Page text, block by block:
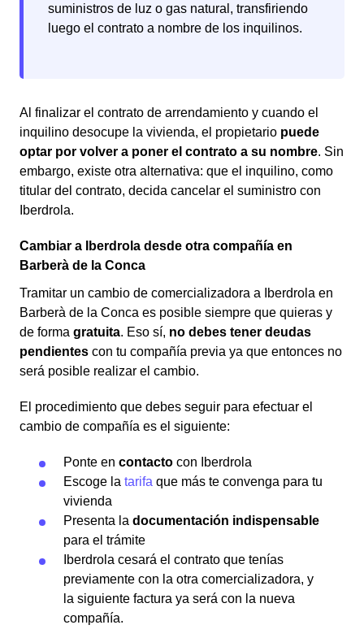
suministros de luz o gas natural, transfiriendo
luego el contrato a nombre de los inquilinos.
Al finalizar el contrato de arrendamiento y cuando el
inquilino desocupe la vivienda, el propietario puede
optar por volver a poner el contrato a su nombre. Sin
embargo, existe otra alternativa: que el inquilino, como
titular del contrato, decida cancelar el suministro con
Iberdrola.
Cambiar a Iberdrola desde otra compañía en
Barberà de la Conca
Tramitar un cambio de comercializadora a Iberdrola en
Barberà de la Conca es posible siempre que quieras y
de forma gratuita. Eso sí, no debes tener deudas
pendientes con tu compañía previa ya que entonces no
será posible realizar el cambio.
El procedimiento que debes seguir para efectuar el
cambio de compañía es el siguiente:
Ponte en contacto con Iberdrola
Escoge la tarifa que más te convenga para tu
vivienda
Presenta la documentación indispensable
para el trámite
Iberdrola cesará el contrato que tenías
previamente con la otra comercializadora, y
la siguiente factura ya será con la nueva
compañía.